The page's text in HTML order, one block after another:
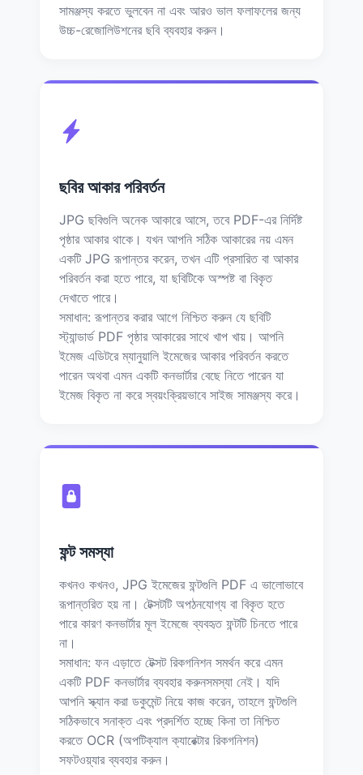
সামঞ্জস্য করতে ভুলবেন না এবং আরও ভাল ফলাফলের জন্য
উচ্চ-রেজোলিউশনের ছবি ব্যবহার করুন।
ছবির আকার পরিবর্তন
JPG ছবিগুলি অনেক আকারে আসে, তবে PDF-এর নির্দিষ্ট
পৃষ্ঠার আকার থাকে। যখন আপনি সঠিক আকারের নয় এমন
একটি JPG রূপান্তর করেন, তখন এটি প্রসারিত বা আকার
পরিবর্তন করা হতে পারে, যা ছবিটিকে অস্পষ্ট বা বিকৃত
দেখাতে পারে।
সমাধান: রূপান্তর করার আগে নিশ্চিত করুন যে ছবিটি
স্ট্যান্ডার্ড PDF পৃষ্ঠার আকারের সাথে খাপ খায়। আপনি
ইমেজ এডিটরে ম্যানুয়ালি ইমেজের আকার পরিবর্তন করতে
পারেন অথবা এমন একটি কনভার্টার বেছে নিতে পারেন যা
ইমেজ বিকৃত না করে স্বয়ংক্রিয়ভাবে সাইজ সামঞ্জস্য করে।
ফন্ট সমস্যা
কখনও কখনও, JPG ইমেজের ফন্টগুলি PDF এ ভালোভাবে
রূপান্তরিত হয় না। টেক্সটটি অপঠনযোগ্য বা বিকৃত হতে
পারে কারণ কনভার্টার মূল ইমেজে ব্যবহৃত ফন্টটি চিনতে পারে
না।
সমাধান: ফন এড়াতে টেক্সট রিকগনিশন সমর্থন করে এমন
একটি PDF কনভার্টার ব্যবহার করুনসমস্যা নেই। যদি
আপনি স্ক্যান করা ডকুমেন্ট নিয়ে কাজ করেন, তাহলে ফন্টগুলি
সঠিকভাবে সনাক্ত এবং প্রদর্শিত হচ্ছে কিনা তা নিশ্চিত
করতে OCR (অপটিক্যাল ক্যারেক্টার রিকগনিশন)
সফটওয়্যার ব্যবহার করুন।